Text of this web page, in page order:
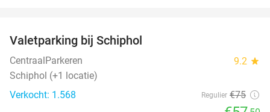
Valetparking bij Schiphol
CentraalParkeren 9.2 star
Schiphol (+1 locatie)
Verkocht: 1.568
Regulier €75